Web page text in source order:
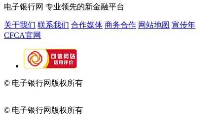
电子银行网 专业领先的新金融平台
关于我们 联系我们 合作媒体 商务合作 网站地图 宣传年
CFCA官网
© 电子银行网版权所有
© 电子银行网版权所有